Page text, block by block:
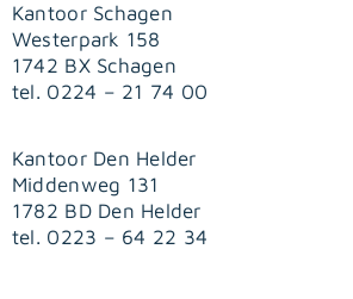
Kantoor Schagen
Westerpark 158
1742 BX Schagen
tel. 0224 – 21 74 00
Kantoor Den Helder
Middenweg 131
1782 BD Den Helder
tel. 0223 – 64 22 34